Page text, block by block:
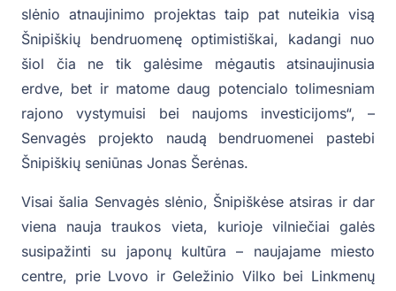
slėnio atnaujinimo projektas taip pat nuteikia visą
Šnipiškių bendruomenę optimistiškai, kadangi nuo
šiol čia ne tik galėsime mėgautis atsinaujinusia
erdve, bet ir matome daug potencialo tolimesniam
rajono vystymuisi bei naujoms investicijoms“, –
Senvagės projekto naudą bendruomenei pastebi
Šnipiškių seniūnas Jonas Šerėnas.
Visai šalia Senvagės slėnio, Šnipiškėse atsiras ir dar
viena nauja traukos vieta, kurioje vilniečiai galės
susipažinti su japonų kultūra – naujajame miesto
centre, prie Lvovo ir Geležinio Vilko bei Linkmenų